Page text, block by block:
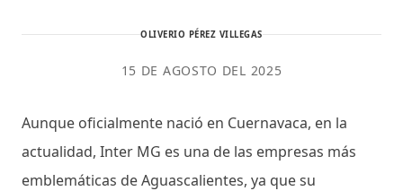
OLIVERIO PÉREZ VILLEGAS
15 DE AGOSTO DEL 2025
Aunque oficialmente nació en Cuernavaca, en la
actualidad, Inter MG es una de las empresas más
emblemáticas de Aguascalientes, ya que su